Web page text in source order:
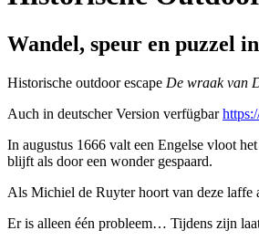
Wandel, speur en puzzel
Historische outdoor escape De wraak van
Auch in deutscher Version verfügbar
In augustus 1666 valt een Engelse vloot
blijft als door een wonder gespaard.
Als Michiel de Ruyter hoort van deze
Er is alleen één probleem… Tijdens zijn